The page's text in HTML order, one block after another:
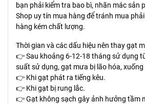
bạn phải kiểm tra bao bì, nhãn mác sản
Shop uy tín mua hàng để tránh mua
hàng kém chất lượng.
Thời gian và các dấu hiệu nên thay gạt
👉 Sau khoảng 6-12-18 tháng sử dụng
suất sử dụng, gạt mưa bị lão hóa,
👉 Khi gạt phát ra tiếng kêu.
👉 Khi gạt bị rung lắc.
👉 Gạt không sạch gây ảnh hưởng tầm